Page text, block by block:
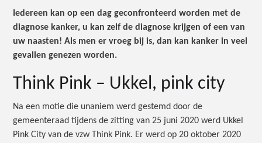
Iedereen kan op een dag geconfronteerd worden met de
diagnose kanker, u kan zelf de diagnose krijgen of een van
uw naasten! Als men er vroeg bij is, dan kan kanker in veel
gevallen genezen worden.
Think Pink – Ukkel, pink city
Na een motie die unaniem werd gestemd door de
gemeenteraad tijdens de zitting van 25 juni 2020 werd Ukkel
Pink City van de vzw Think Pink. Er werd op 20 oktober 2020